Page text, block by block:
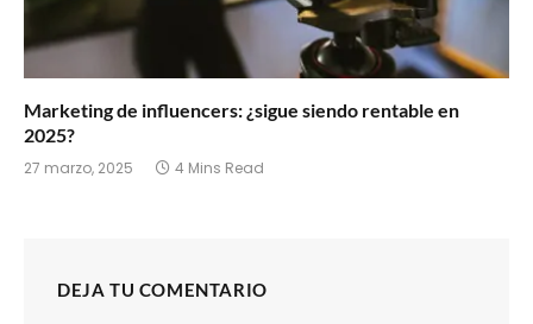
Marketing de influencers: ¿sigue siendo rentable en
2025?
27 marzo, 2025 4 Mins Read
DEJA TU COMENTARIO